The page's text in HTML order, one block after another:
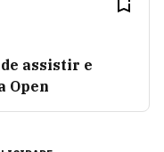
assistir e
Open